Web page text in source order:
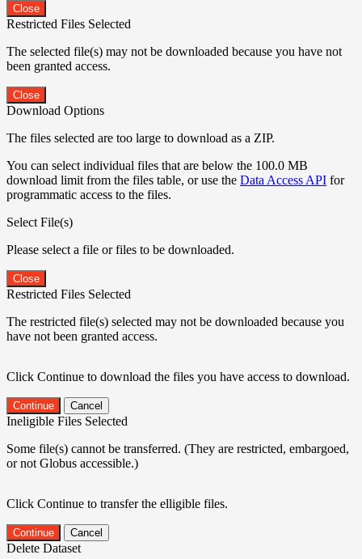
Close
Restricted Files Selected
The selected file(s) may not be downloaded because you have not
been granted access.
Close
Download Options
The files selected are too large to download as a ZIP.
You can select individual files that are below the 100.0 MB
download limit from the files table, or use the Data Access API for
programmatic access to the files.
Select File(s)
Please select a file or files to be downloaded.
Close
Restricted Files Selected
The restricted file(s) selected may not be downloaded because you
have not been granted access.
Click Continue to download the files you have access to download.
Continue Cancel
Ineligible Files Selected
Some file(s) cannot be transferred. (They are restricted, embargoed,
or not Globus accessible.)
Click Continue to transfer the elligible files.
Continue Cancel
Delete Dataset